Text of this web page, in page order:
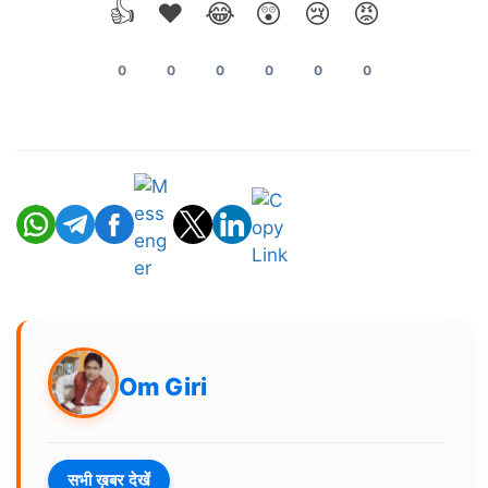
👍
0
❤️
0
😂
0
😲
0
😢
0
😡
0
Om Giri
सभी ख़बर देखें